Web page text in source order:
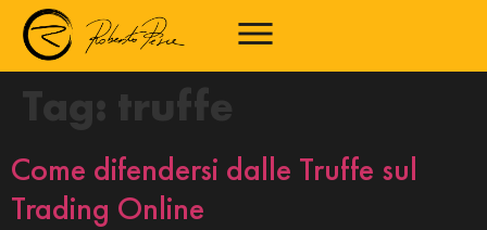
Tag: truffe
Come difendersi dalle Truffe sul
Trading Online